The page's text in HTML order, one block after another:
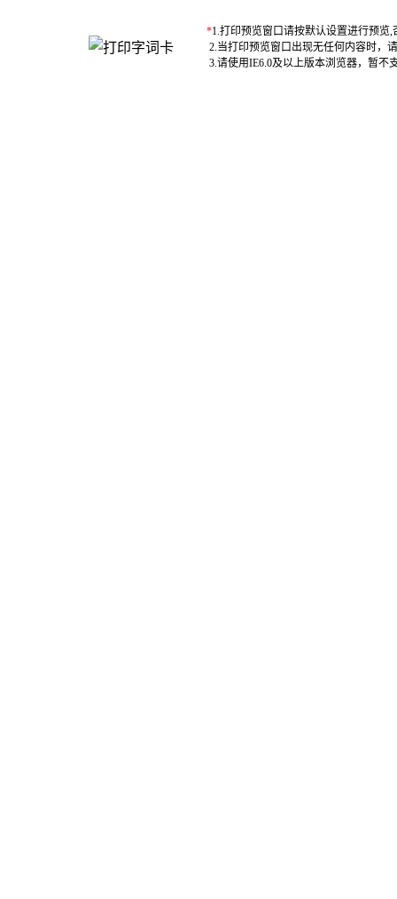
*1.打印预览窗口请按默认设置进行预览
2.当打印预览窗口出现无任何内容时，
3.请使用IE6.0及以上版本浏览器，暂不